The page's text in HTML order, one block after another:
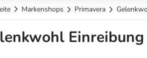
Markenshops Primavera